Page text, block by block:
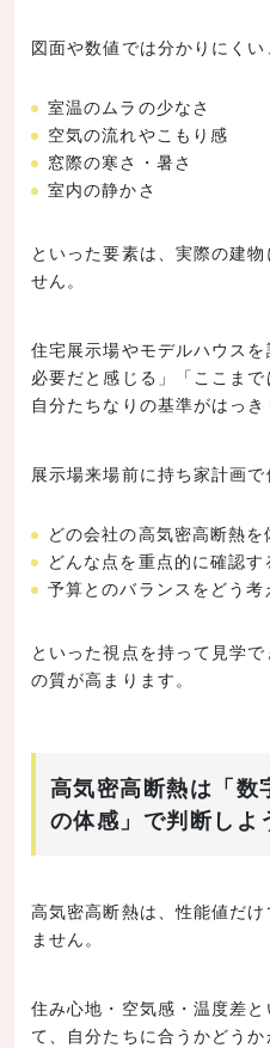
図面や数値では分かりにくい
室温のムラの少なさ
空気の流れやこもり感
窓際の寒さ・暑さ
室内の静かさ
といった要素は、実際の建
せん。
住宅展示場やモデルハウス
必要だと感じる」「ここまで
自分たちなりの基準がはっき
展示場来場前に持ち家計画で
どの会社の高気密高断熱
どんな点を重点的に確認す
予算とのバランスをどう考
といった視点を持って見学
の質が高まります。
高気密高断熱は「数
の体感」で判断しよ
高気密高断熱は、性能値だ
ません。
住み心地・空気感・温度差
て、自分たちに合うかどうか